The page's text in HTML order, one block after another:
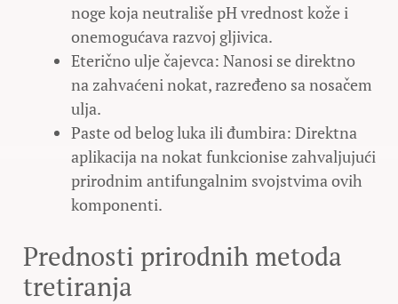
noge koja neutrališe pH vrednost kože i
onemogućava razvoj gljivica.
Eterično ulje čajevca: Nanosi se direktno
na zahvaćeni nokat, razređeno sa nosačem
ulja.
Paste od belog luka ili đumbira: Direktna
aplikacija na nokat funkcionise zahvaljujući
prirodnim antifungalnim svojstvima ovih
komponenti.
Prednosti prirodnih metoda
tretiranja